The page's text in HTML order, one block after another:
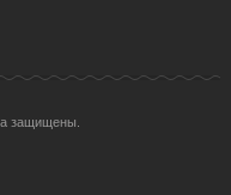
защищены.